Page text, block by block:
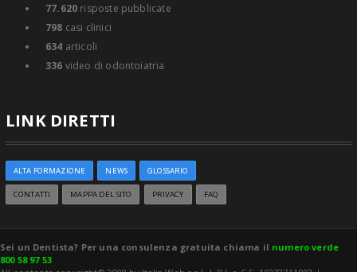
77.620 risposte pubblicate
798 casi clinici
634 articoli
336 video di odontoiatria
LINK DIRETTI
ALTA FORMAZIONE NEWS GLOSSARIO
CONTATTI MAPPA DEL SITO PRIVACY FAQ
Sei un Dentista? Per una consulenza gratuita chiama il numero verde
800 58 97 53